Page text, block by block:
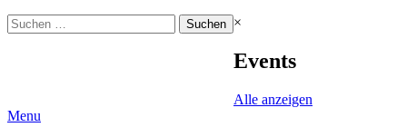
Suchen
nach:
×
Events
Alle anzeigen
Menu